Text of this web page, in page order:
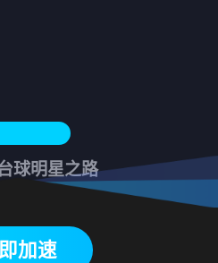
球明星之路
加速